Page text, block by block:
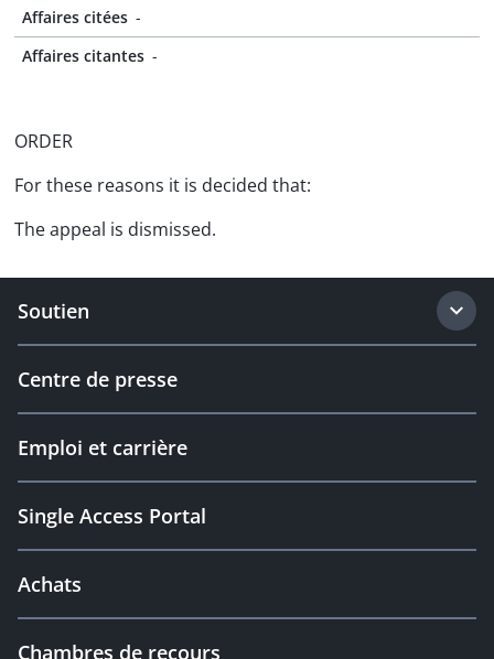
Affaires citées -
Affaires citantes -
ORDER
For these reasons it is decided that:
The appeal is dismissed.
Soutien
Centre de presse
Emploi et carrière
Single Access Portal
Achats
Chambres de recours